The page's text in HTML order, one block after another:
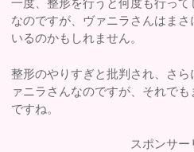
一度、整形を行うと何度も行って
なのですが、ヴァニラさんはま
いるのかもしれません。
整形のやりすぎと批判され、さ
ァニラさんなのですが、それで
ですね。
スポンサー